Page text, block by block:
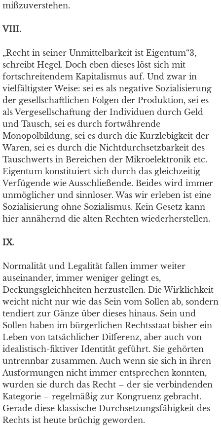
mißzuverstehen.
VIII.
„Recht in seiner Unmittelbarkeit ist Eigentum“3,
schreibt Hegel. Doch eben dieses löst sich mit
fortschreitendem Kapitalismus auf. Und zwar in
vielfältigster Weise: sei es als negative Sozialisierung
der gesellschaftlichen Folgen der Produktion, sei es
als Vergesellschaftung der Individuen durch Geld
und Tausch, sei es durch fortwährende
Monopolbildung, sei es durch die Kurzlebigkeit der
Waren, sei es durch die Nichtdurchsetzbarkeit des
Tauschwerts in Bereichen der Mikroelektronik etc.
Eigentum konstituiert sich durch das gleichzeitig
Verfügende wie Ausschließende. Beides wird immer
unmöglicher und sinnloser. Was wir erleben ist eine
Sozialisierung ohne Sozialismus. Kein Gesetz kann
hier annähernd die alten Rechten wiederherstellen.
IX.
Normalität und Legalität fallen immer weiter
auseinander, immer weniger gelingt es,
Deckungsgleichheiten herzustellen. Die Wirklichkeit
weicht nicht nur wie das Sein vom Sollen ab, sondern
tendiert zur Gänze über dieses hinaus. Sein und
Sollen haben im bürgerlichen Rechtsstaat bisher ein
Leben von tatsächlicher Differenz, aber auch von
idealistisch-fiktiver Identität geführt. Sie gehörten
untrennbar zusammen. Auch wenn sie sich in ihren
Ausformungen nicht immer entsprechen konnten,
wurden sie durch das Recht – der sie verbindenden
Kategorie – regelmäßig zur Kongruenz gebracht.
Gerade diese klassische Durchsetzungsfähigkeit des
Rechts ist heute brüchig geworden.